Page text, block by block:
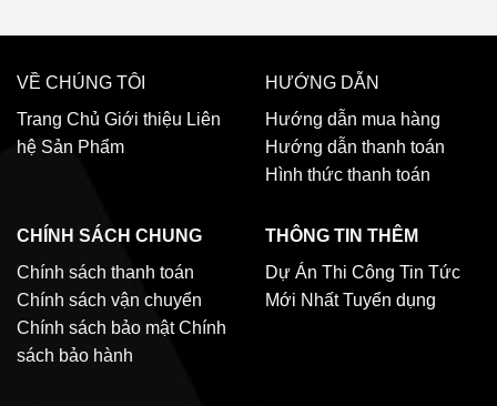
VỀ CHÚNG TÔI
Trang Chủ Giới thiệu Liên
hệ Sản Phẩm
HƯỚNG DẪN
Hướng dẫn mua hàng
Hướng dẫn thanh toán
Hình thức thanh toán
CHÍNH SÁCH CHUNG
Chính sách thanh toán
Chính sách vận chuyển
Chính sách bảo mật Chính
sách bảo hành
THÔNG TIN THÊM
Dự Án Thi Công Tin Tức
Mới Nhất Tuyển dụng